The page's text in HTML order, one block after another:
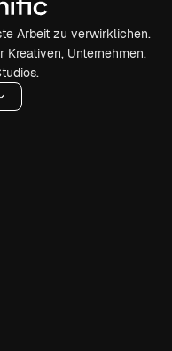
Arbeit zu verwirklichen.
Kreativen, Unternehmen,